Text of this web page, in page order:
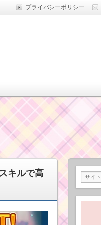
プライバシーポリシー
トや新ツムな
キルで高